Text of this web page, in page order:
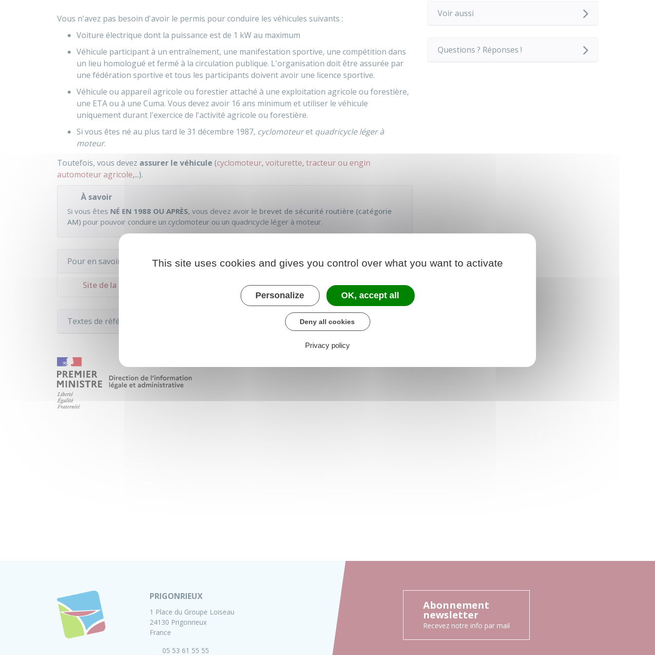
Vous n'avez pas besoin d'avoir le permis pour conduire les véhicules suivants :
Voiture électrique dont la puissance est de 1 kWau maximum
Véhicule participant à un entraînement, une manifestation sportive, une compétition dans
un lieu homologué et fermé à la circulation publique. L'organisation doit être assurée par
une fédération sportive et tous les participants doivent avoir une licence sportive.
Véhicule ou appareil agricole ou forestier attaché à une exploitation agricole ou forestière,
une ETAou à une Cuma. Vous devez avoir 16 ans minimum et utiliser le véhicule
uniquement durant l'exercice de l'activité agricole ou forestière.
Si vous êtes né au plus tard le 31 décembre 1987, cyclomoteuret quadricycle léger à
moteur.
Toutefois, vous devez assurer le véhicule (cyclomoteur, voiturette, tracteur ou engin
automoteur agricole,...).
À savoir
Si vous êtes NÉ EN 1988 OU APRÈS, vous devez avoir le brevet de sécurité routière (catégorie
AM) pour pouvoir conduire un cyclomoteur ou un quadricycle léger à moteur.
Pour en savoir plus
Site de la sécurité routière
Textes de référence
Voir aussi
Questions ? Réponses !
PRIGONRIEUX
1 Place du Groupe Loiseau
24130 Prigonrieux
France
05 53 61 55 55
Abonnement
newsletter
Recevez notre info par mail
This site uses cookies and gives you control over what you want to activate
Personalize OK, accept all
Deny all cookies
Privacy policy